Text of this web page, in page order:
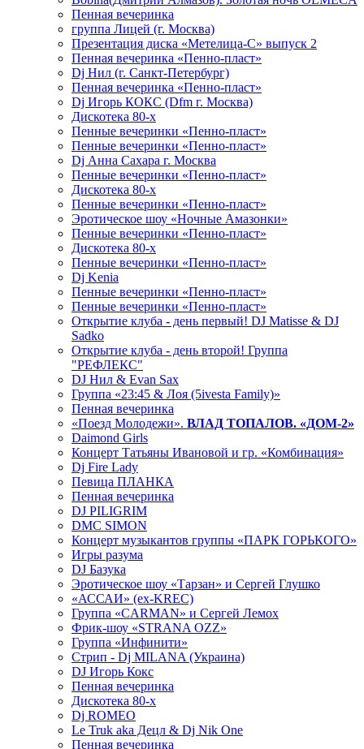
Пенная вечеринка
группа Лицей (г. Москва)
Презентация диска «Метелица-С» выпуск 2
Пенная вечеринка «Пенно-пласт»
Dj Нил (г. Санкт-Петербург)
Пенная вечеринка «Пенно-пласт»
Dj Игорь КОКС (Dfm г. Москва)
Дискотека 80-х
Пенные вечеринки «Пенно-пласт»
Пенные вечеринки «Пенно-пласт»
Dj Анна Сахара г. Москва
Пенные вечеринки «Пенно-пласт»
Дискотека 80-х
Пенные вечеринки «Пенно-пласт»
Эротическое шоу «Ночные Амазонки»
Пенные вечеринки «Пенно-пласт»
Дискотека 80-х
Пенные вечеринки «Пенно-пласт»
Dj Kenia
Пенные вечеринки «Пенно-пласт»
Пенные вечеринки «Пенно-пласт»
Открытие клуба - день первый! DJ Matisse & DJ
Sadko
Открытие клуба - день второй! Группа
"РЕФЛЕКС"
DJ Нил & Evan Sax
Группа «23:45 & Лоя (5ivesta Family)»
Пенная вечеринка
«Поезд Молодежи». ВЛАД ТОПАЛОВ. «ДОМ-2»
Daimond Girls
Концерт Татьяны Ивановой и гр. «Комбинация»
Dj Fire Lady
Певица ПЛАНКА
Пенная вечеринка
DJ PILIGRIM
DMC SIMON
Концерт музыкантов группы «ПАРК ГОРЬКОГО»
Игры разума
DJ Базука
Эротическое шоу «Тарзан» и Сергей Глушко
«АССАИ» (ex-KREC)
Группа «CARMAN» и Сергей Лемох
Фрик-шоу «STRANA OZZ»
Группа «Инфинити»
Стрип - Dj MILANA (Украина)
DJ Игорь Кокс
Пенная вечеринка
Дискотека 80-х
Dj ROMEO
Le Truk aka Децл & Dj Nik One
Пенная вечеринка